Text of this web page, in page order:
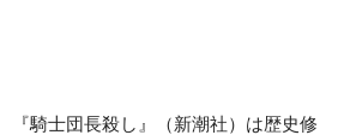
『騎士団長殺し』（新潮社）は歴史修